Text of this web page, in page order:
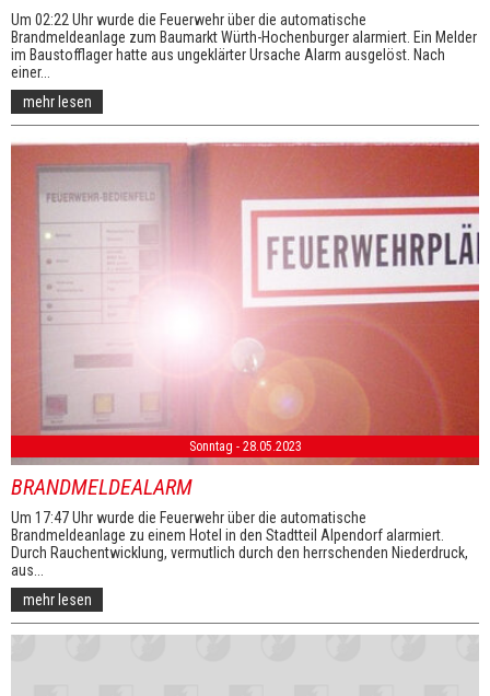
Um 02:22 Uhr wurde die Feuerwehr über die automatische
Brandmeldeanlage zum Baumarkt Würth-Hochenburger alarmiert. Ein Melder
im Baustofflager hatte aus ungeklärter Ursache Alarm ausgelöst. Nach
einer...
mehr lesen
Sonntag - 28.05.2023
BRANDMELDEALARM
Um 17:47 Uhr wurde die Feuerwehr über die automatische
Brandmeldeanlage zu einem Hotel in den Stadtteil Alpendorf alarmiert.
Durch Rauchentwicklung, vermutlich durch den herrschenden Niederdruck,
aus...
mehr lesen